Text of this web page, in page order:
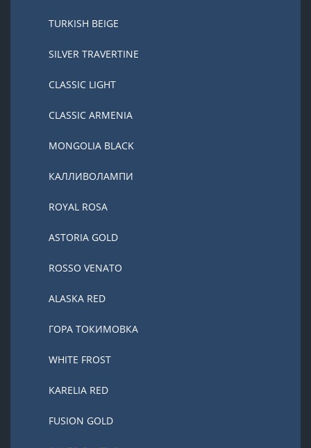
TURKISH BEIGE
SILVER TRAVERTINE
CLASSIC LIGHT
CLASSIC ARMENIA
MONGOLIA BLACK
КАЛЛИВОЛАМПИ
ROYAL ROSA
ASTORIA GOLD
ROSSO VENATO
ALASKA RED
ГОРА ТОКИМОВКА
WHITE FROST
KARELIA RED
FUSION GOLD